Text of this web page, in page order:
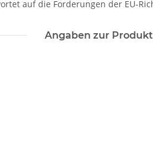
auf die Forderungen der EU-
Angaben zur